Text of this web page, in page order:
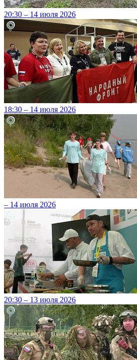
20:30 – 14 июля 2026
18:30 – 14 июля 2026
– 14 июля 2026
20:30 – 13 июля 2026